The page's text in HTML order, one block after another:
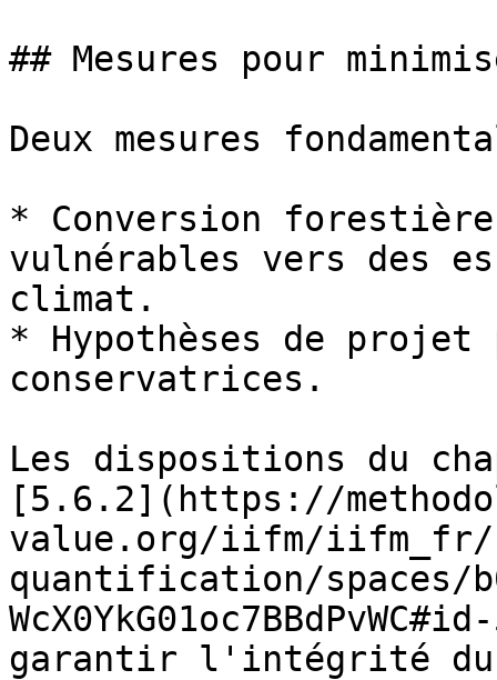
## Mesures pour
Deux mesures
* Conversion
vulnérables vers des
climat.
* Hypothèses de
conservatrices.
Les dispositions du
[5.6.2](https://
value.org/iifm/iifm_fr/
quantification/spaces/
garantir l'intégrité